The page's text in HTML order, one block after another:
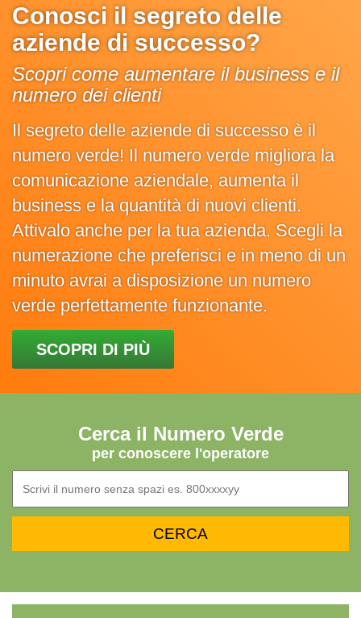
Conosci il segreto delle
aziende di successo?
Scopri come aumentare il business e il
numero dei clienti
Il segreto delle aziende di successo è il
numero verde! Il numero verde migliora la
comunicazione aziendale, aumenta il
business e la quantità di nuovi clienti.
Attivalo anche per la tua azienda. Scegli la
numerazione che preferisci e in meno di un
minuto avrai a disposizione un numero
verde perfettamente funzionante.
SCOPRI DI PIÙ
Cerca il Numero Verde
per conoscere l'operatore